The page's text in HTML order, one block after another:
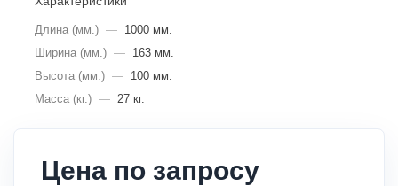
Длина (мм.) — 1000 мм.
Ширина (мм.) — 163 мм.
Высота (мм.) — 100 мм.
Масса (кг.) — 27 кг.
Цена по запросу